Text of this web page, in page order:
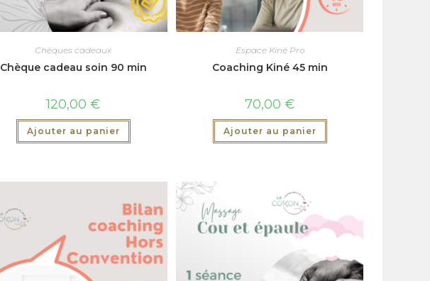
Chèques cadeaux
Chèque cadeau soin 90 min
120,00 €
Ajouter au panier
Espace Kiné Pro
Coaching Kiné 45 min
70,00 €
Ajouter au panier